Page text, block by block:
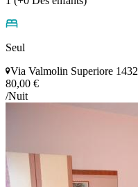
Seul
Via Valmolin Superiore 1432
80,00 €
/Nuit